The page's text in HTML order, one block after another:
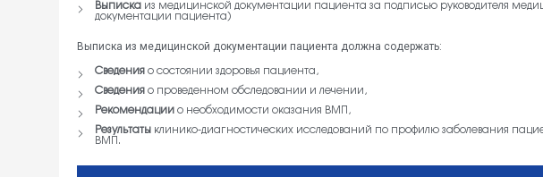
Выписка из медицинской документации пациента за подписью руководителя
документации пациента)
Выписка из медицинской документации пациента должна содержать:
Сведения о состоянии здоровья пациента,
Сведения о проведенном обследовании и лечении,
Рекомендации о необходимости оказания ВМП,
Результаты клинико-диагностических исследований по профилю заболевания
ВМП.